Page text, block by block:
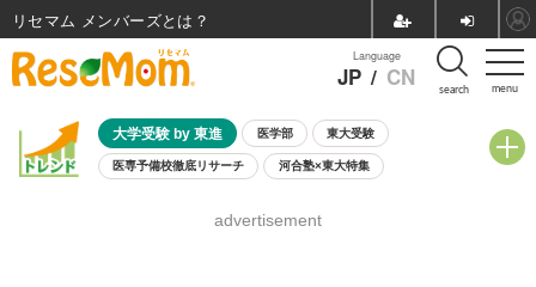
menu
Language
JP / CN search
大学受験 by 東進 医学部 東大受験
医専予備校徹底リサーチ 河合塾×東大特集
8月開催学校説明会・相談会
advertisement
リセマム メンバーズ